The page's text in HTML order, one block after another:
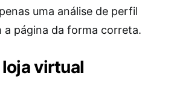
uma análise de perfil
a página da forma correta.
virtual